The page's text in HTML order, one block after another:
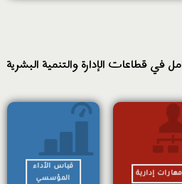
قطاعات الإدارة والتنمية البشرية
مهارات إدارية
قياس الأداء
المؤسسي